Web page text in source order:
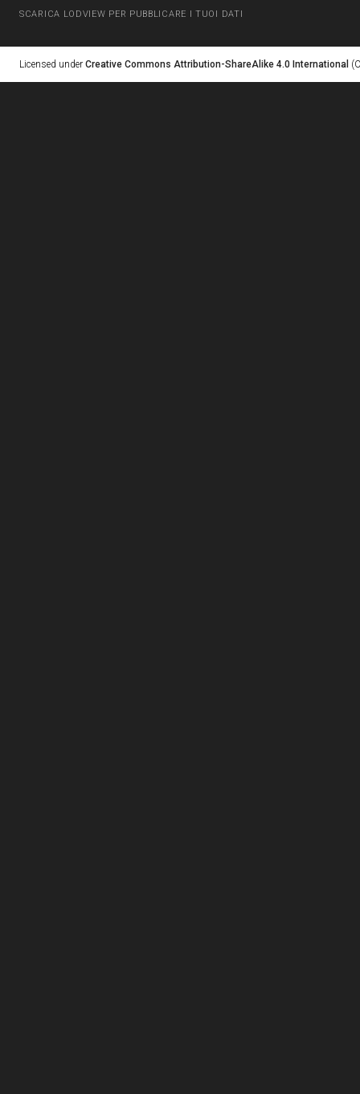
SCARICA LODVIEW PER PUBBLICARE I TUOI DATI
Licensed under Creative Commons Attribution-ShareAlike 4.0 International